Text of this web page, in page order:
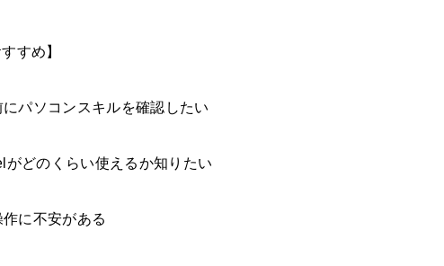
すめ】
にパソコンスキルを確認したい
がどのくらい使えるか知りたい
に不安がある